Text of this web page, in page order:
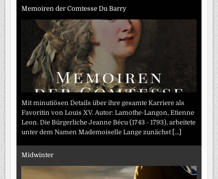
Memoiren der Comtesse Du Barry
Mit minutiösen Details über ihre gesamte Karriere als
Favoritin von Louis XV. Autor: Lamothe-Langon, Etienne
Leon. Die Bürgerliche Jeanne Bécu (1743 - 1793), arbeitete
unter dem Namen Mademoiselle Lange zunächst [...]
Midwinter